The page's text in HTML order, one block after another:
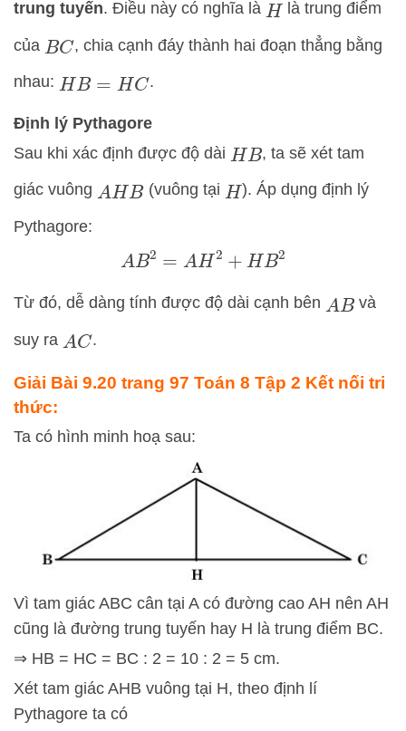
trung tuyến. Điều này có nghĩa là H là trung điểm
của BC, chia cạnh đáy thành hai đoạn thẳng bằng
nhau: HB=H C .
Định lý Pythagore
Sau khi xác định được độ dài HB , ta sẽ xét tam
giác vuông AHB (vuông tại H). Áp dụng định lý
Pythagore:
AB 2= AH2 +HB2
Từ đó, dễ dàng tính được độ dài cạnh bên AB và
suy ra AC.
Giải Bài 9.20 trang 97 Toán 8 Tập 2 Kết nối tri
thức:
Ta có hình minh hoạ sau:
Vì tam giác ABC cân tại A có đường cao AH nên AH
cũng là đường trung tuyến hay H là trung điểm BC.
⇒ HB = HC = BC : 2 = 10 : 2 = 5 cm.
Xét tam giác AHB vuông tại H, theo định lí
Pythagore ta có